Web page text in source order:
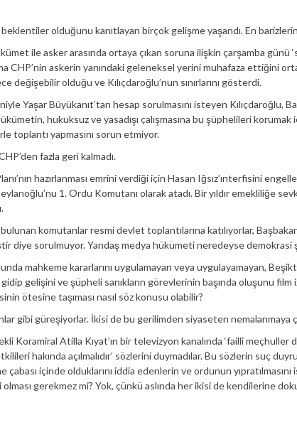
olduğunu kanıtlayan birçok gelişme yaşandı. En
ile asker arasında ortaya çıkan soruna ilişkin çarşamba
CHP’nin askerin yanındaki geleneksel yerini muhafaza ettiğini
değişebilir olduğu ve Kılıçdaroğlu’nun sınırlarını gösterdi.
Yaşar Büyükanıt’tan hesap sorulmasını isteyen Kılıçdaroğlu,
hukuksuz ve yasadışı çalışmasına bu şüphelileri korumak
toplantı yapmasını sorun etmiyor.
fazla geri kalmadı.
hazırlanması emrini verdiği için Hasan Iğsız’ınterfisini
1. Ordu Komutanı olarak atadı. Bir yıldır emekliliğe
bulunan komutanlar resmi devlet toplantılarına katılıyorlar,
diye sorulmuyor. Yandaş medya hükümeti neredeyse
mahkeme kararlarını uygulamayan veya uygulayamayan,
gelişini ve şüpheli sanıkların görevlerinin başında oluşunu
ötesine taşıması nasıl söz konusu olabilir?
gibi güreşiyorlar. İkisi de bu gerilimden siyaseten nemalanmaya
Koramiral Atilla Kıyat’ın bir televizyon kanalında ‘failli meçhuller
hakında açılmalıdır’ sözlerini duymadılar. Bu sözlerin suç
içinde olduklarını iddia edenlerin ve ordunun
gerekmez mi? Yok, çünkü aslında her ikisi de kendilerine